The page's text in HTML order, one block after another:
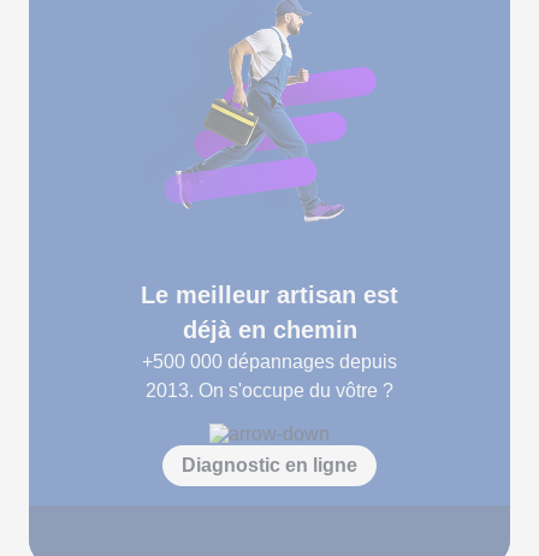
Le meilleur artisan est
déjà en chemin
+500 000 dépannages depuis
2013. On s'occupe du vôtre ?
Diagnostic en ligne